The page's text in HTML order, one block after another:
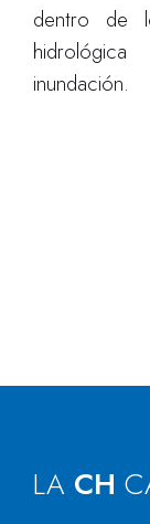
dentro de
inundación.
LA CH